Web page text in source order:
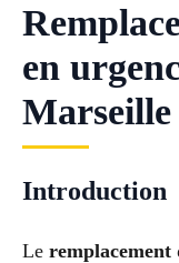
en
Marseille
Introduction
Le remplacement